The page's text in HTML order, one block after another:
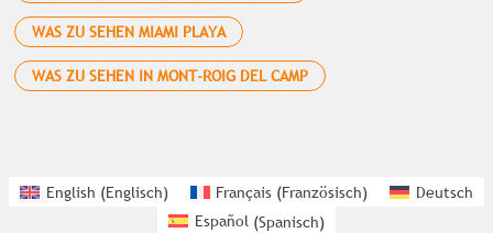
WAS ZU SEHEN MIAMI PLAYA
WAS ZU SEHEN IN MONT-ROIG DEL CAMP
English (Englisch) Français (Französisch)
Deutsch
Español(Spanisch)